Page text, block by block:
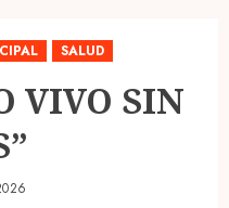
SALUD
VIVO SIN